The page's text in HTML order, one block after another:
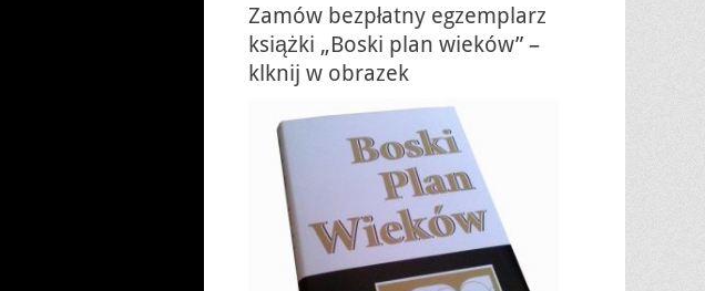
Zamów bezpłatny egzemplarz
książki „Boski plan wieków” –
klknij w obrazek